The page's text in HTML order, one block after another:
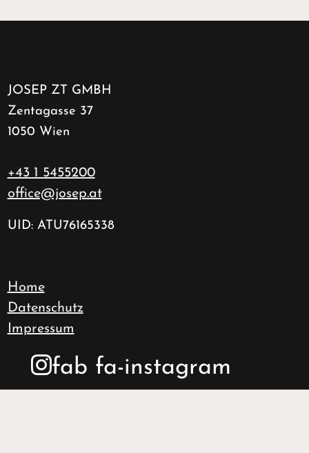
JOSEP ZT GMBH
Zentagasse 37
1050 Wien
+43 1 5455200
office@josep.at
UID: ATU76165338
Home
Datenschutz
Impressum
fab fa-instagram